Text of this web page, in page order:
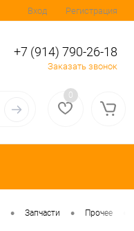
Вход Регистрация
+7 (914) 790-26-18
Заказать звонок
0
• Запчасти • Прочее